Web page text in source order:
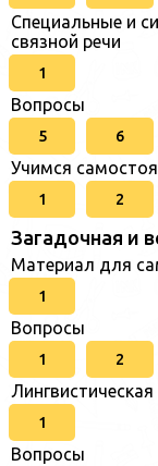
Специальные и
связной речи
1
Вопросы
5 6
Учимся
1 2
Загадочная и
Материал для
1
Вопросы
1 2
Лингвистическая
1
Вопросы